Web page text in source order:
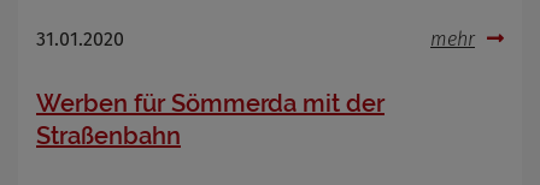
31.01.2020 mehr
Werben für Sömmerda mit der
Straßenbahn